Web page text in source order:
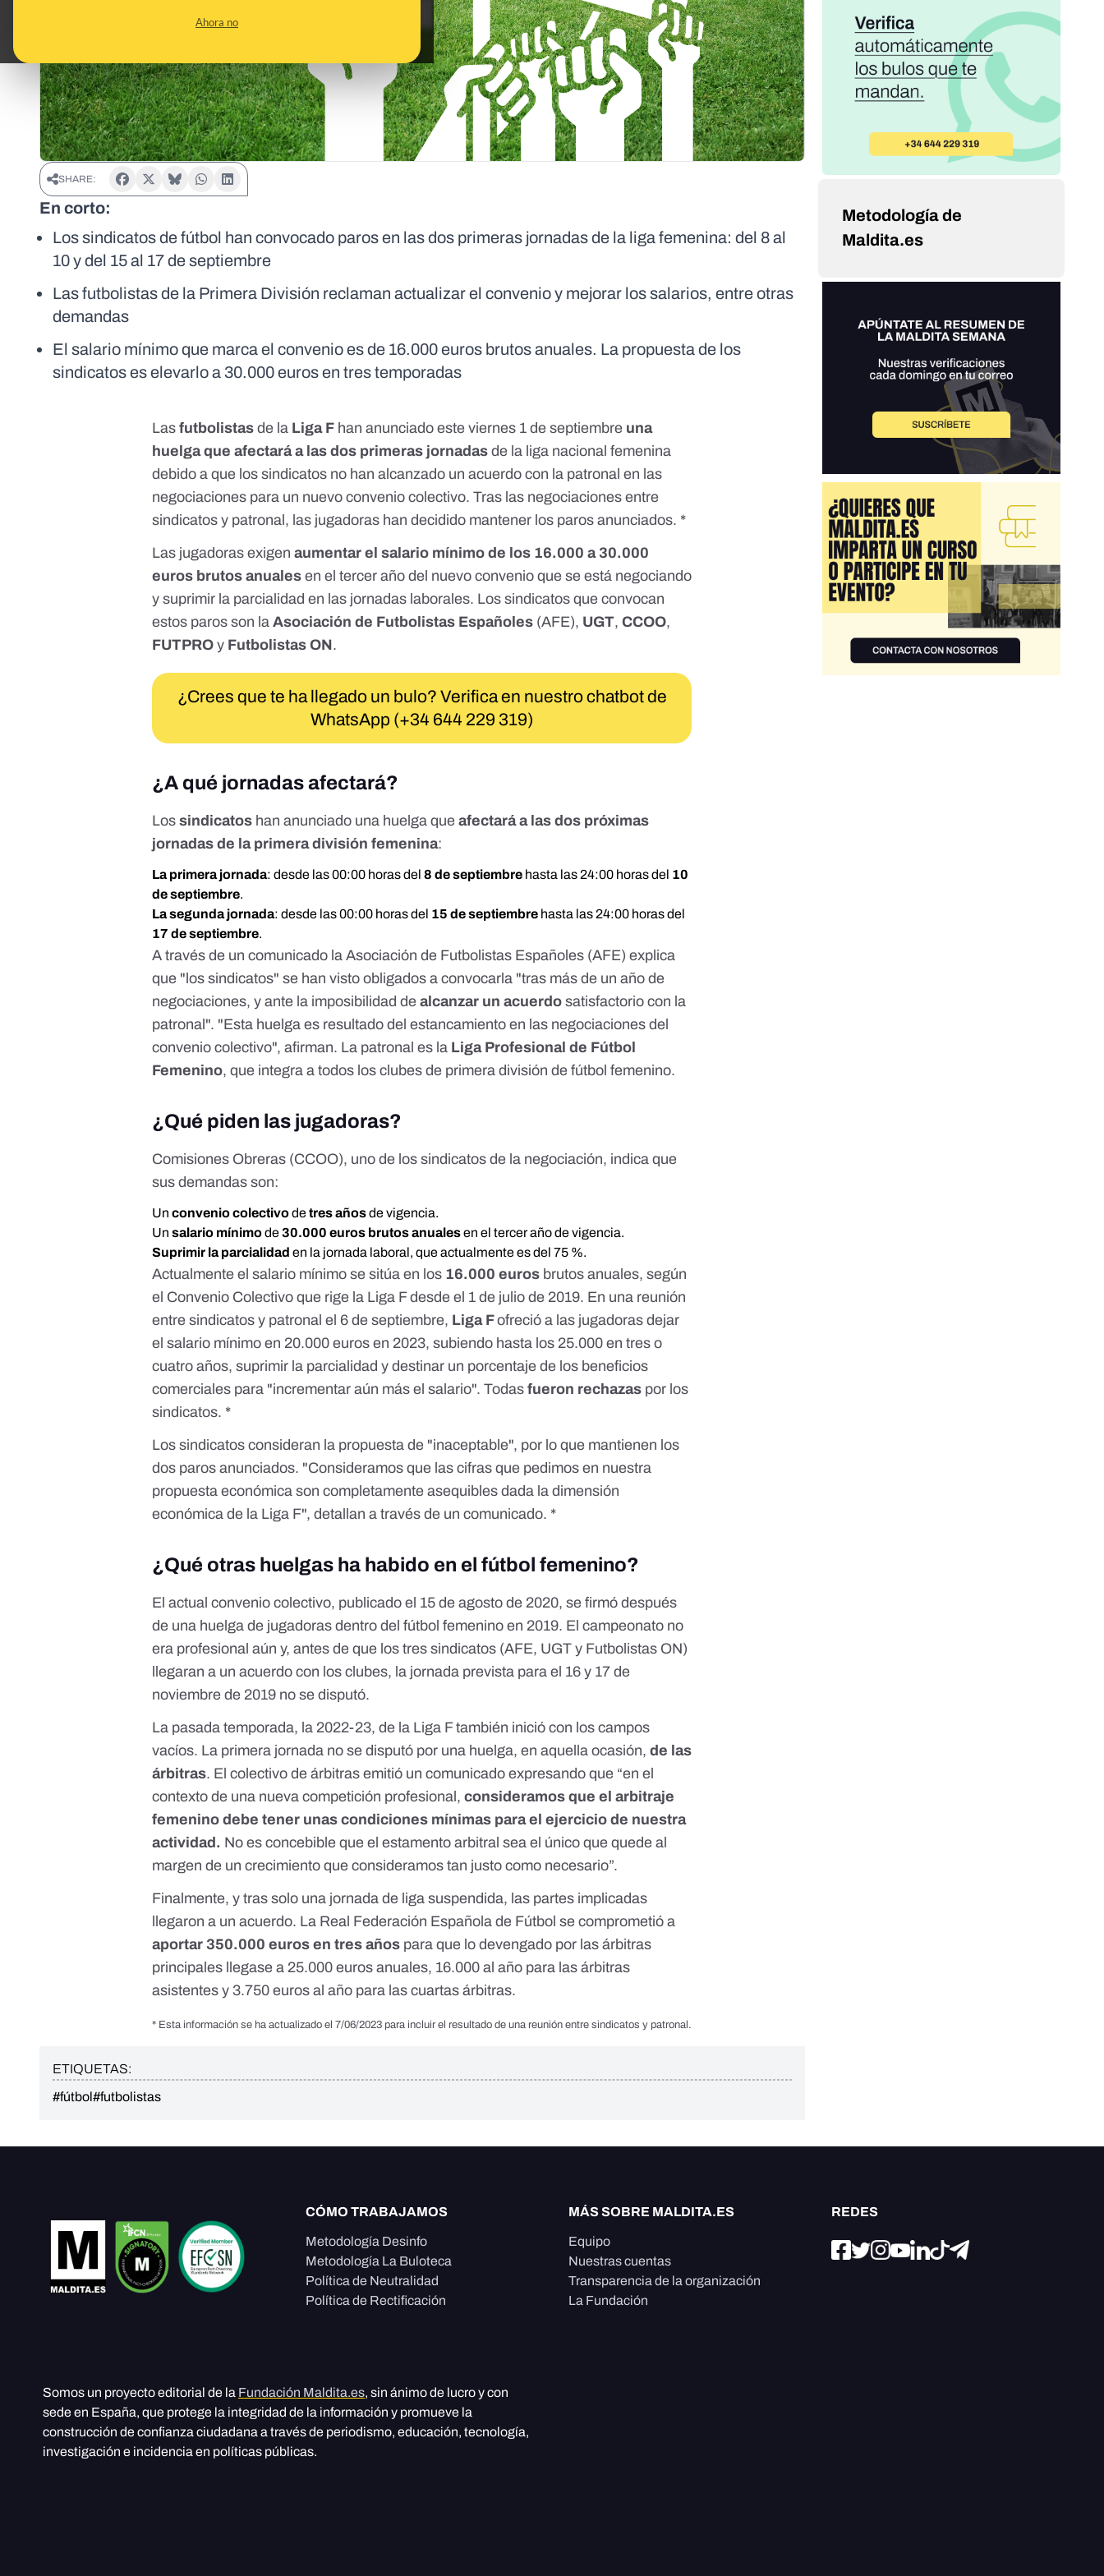
Ahora no
SHARE:
En corto:
Los sindicatos de fútbol han convocado paros en las dos primeras jornadas de la liga femenina: del 8 al
10 y del 15 al 17 de septiembre
Las futbolistas de la Primera División reclaman actualizar el convenio y mejorar los salarios, entre otras
demandas
El salario mínimo que marca el convenio es de 16.000 euros brutos anuales. La propuesta de los
sindicatos es elevarlo a 30.000 euros en tres temporadas
Lasfutbolistas de la Liga F han anunciado este viernes 1 de septiembre una
huelga que afectará a las dos primeras jornadas de la liga nacional femenina
debido a que los sindicatos no han alcanzado un acuerdo con la patronal en las
negociaciones para un nuevo convenio colectivo.Tras las negociaciones entre
sindicatos y patronal, las jugadoras han decidido mantener los paros anunciados. *
Las jugadoras exigenaumentar el salario mínimo de los 16.000 a 30.000
euros brutos anualesen el tercer año del nuevo convenio que se está negociando
y suprimir la parcialidad en las jornadas laborales. Los sindicatos que convocan
estos paros son laAsociación de Futbolistas Españoles (AFE), UGT,CCOO,
FUTPRO y Futbolistas ON.
¿Crees que te ha llegado un bulo? Verifica en nuestro chatbot de
WhatsApp (+34 644 229 319)
¿A qué jornadas afectará?
Lossindicatos han anunciado una huelga queafectará a las dos próximas
jornadas de la primera división femenina:
La primera jornada: desde las 00:00 horas del8 de septiembre hasta las 24:00 horas del 10
de septiembre.
La segunda jornada: desde las 00:00 horas del 15 de septiembre hasta las 24:00 horas del
17 de septiembre.
A través de uncomunicado la Asociación de Futbolistas Españoles (AFE) explica
que "los sindicatos" se han visto obligados a convocarla "tras más de un año de
negociaciones, y ante la imposibilidad dealcanzar un acuerdo satisfactorio con la
patronal". "Esta huelga es resultado del estancamiento en las negociaciones del
convenio colectivo", afirman. La patronal es la Liga Profesional de Fútbol
Femenino, que integra a todos los clubes de primera división de fútbol femenino.
¿Qué piden las jugadoras?
Comisiones Obreras (CCOO), uno de los sindicatos de la negociación, indica que
sus demandas son:
Unconvenio colectivodetres añosde vigencia.
Unsalario mínimode30.000 euros brutos anualesen el tercer año de vigencia.
Suprimir la parcialidad en la jornada laboral, que actualmente es del 75 %.
Actualmente el salario mínimo se sitúa en los 16.000 euros brutos anuales, según
el Convenio Colectivo que rige la Liga F desde el 1 de julio de 2019. En una reunión
entre sindicatos y patronal el 6 de septiembre, Liga Fofreció a las jugadoras dejar
el salario mínimo en 20.000 euros en 2023, subiendo hasta los 25.000 en tres o
cuatro años, suprimir la parcialidad y destinar un porcentaje de los beneficios
comerciales para "incrementar aún más el salario". Todasfueron rechazas por los
sindicatos. *
Los sindicatos consideran la propuesta de "inaceptable", por lo que mantienen los
dos paros anunciados. "Consideramos que las cifras que pedimos en nuestra
propuesta económica son completamente asequibles dada la dimensión
económica de la Liga F", detallan a través de uncomunicado. *
¿Qué otras huelgas ha habido en el fútbol femenino?
Elactual convenio colectivo, publicado el 15 de agosto de 2020, se firmó después
de una huelga de jugadoras dentro del fútbol femenino en 2019. El campeonato no
era profesional aún y, antes de que los tres sindicatos (AFE, UGT y Futbolistas ON)
llegaran a un acuerdo con los clubes, la jornada prevista para el 16 y 17 de
noviembre de 2019 no se disputó.
La pasada temporada, la 2022-23, de la Liga F también inició con los campos
vacíos. La primera jornada no se disputó por una huelga, en aquella ocasión,de las
árbitras. El colectivo de árbitras emitió un comunicado expresando que “en el
contexto de una nueva competición profesional,consideramos que el arbitraje
femenino debe tener unas condiciones mínimas para el ejercicio de nuestra
actividad. No es concebible que el estamento arbitral sea el único que quede al
margen de un crecimiento que consideramos tan justo como necesario”.
Finalmente, y tras solo una jornada de liga suspendida, las partes implicadas
llegaron a un acuerdo. La Real Federación Española de Fútbol se comprometió a
aportar 350.000 euros en tres años para que lo devengado por las árbitras
principales llegase a 25.000 euros anuales, 16.000 al año para las árbitras
asistentes y 3.750 euros al año para las cuartas árbitras.
* Esta información se ha actualizado el 7/06/2023 para incluir el resultado de una reunión entre sindicatos y patronal.
ETIQUETAS:
#fútbol#futbolistas
Metodología de
Maldita.es
CÓMO TRABAJAMOS
Metodología Desinfo
Metodología La Buloteca
Política de Neutralidad
Política de Rectificación
MÁS SOBRE MALDITA.ES
Equipo
Nuestras cuentas
Transparencia de la organización
La Fundación
REDES
Somos un proyecto editorial de la Fundación Maldita.es, sin ánimo de lucro y con
sede en España, que protege la integridad de la información y promueve la
construcción de confianza ciudadana a través de periodismo, educación, tecnología,
investigación e incidencia en políticas públicas.